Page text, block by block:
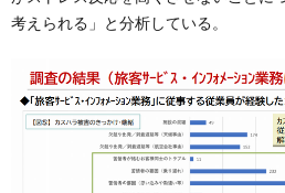
考えられる」と分析している。